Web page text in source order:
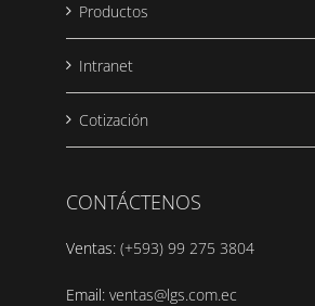
Productos
Intranet
Cotización
CONTÁCTENOS
Ventas: (+593) 99 275 3804
Email: ventas@lgs.com.ec